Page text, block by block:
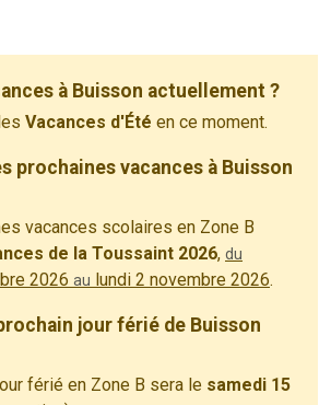
à Buisson actuellement ?
Vacances d'Été en ce moment.
prochaines vacances à Buisson
vacances scolaires en Zone B
de la Toussaint 2026, du
2026 au lundi 2 novembre 2026.
jour férié de Buisson
férié en Zone B sera le samedi 15